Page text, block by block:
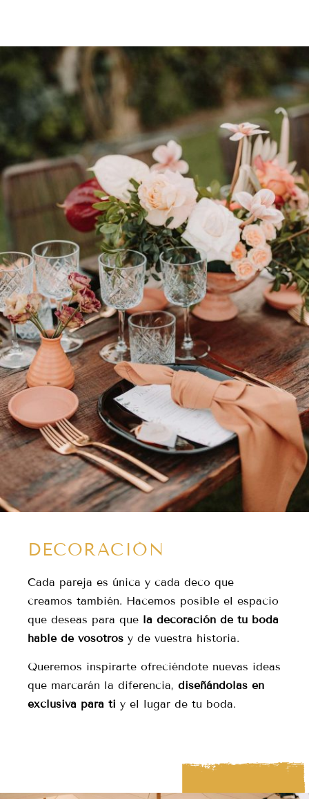
DECORACIÓN
Cada pareja es única y cada deco que
creamos también. Hacemos posible el espacio
que deseas para que la decoración de tu boda
hable de vosotros y de vuestra historia.
Queremos inspirarte ofreciéndote nuevas ideas
que marcarán la diferencia, diseñándolas en
exclusiva para ti y el lugar de tu boda.